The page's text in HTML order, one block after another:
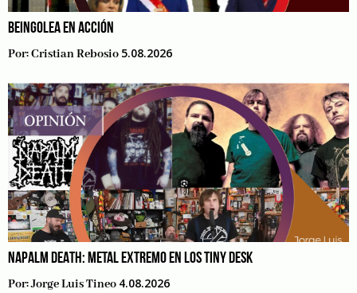
BEINGOLEA EN ACCIÓN
Por:Cristian Rebosio 5.08.2026
NAPALM DEATH: METAL EXTREMO EN LOS TINY DESK
Por:Jorge Luis Tineo 4.08.2026